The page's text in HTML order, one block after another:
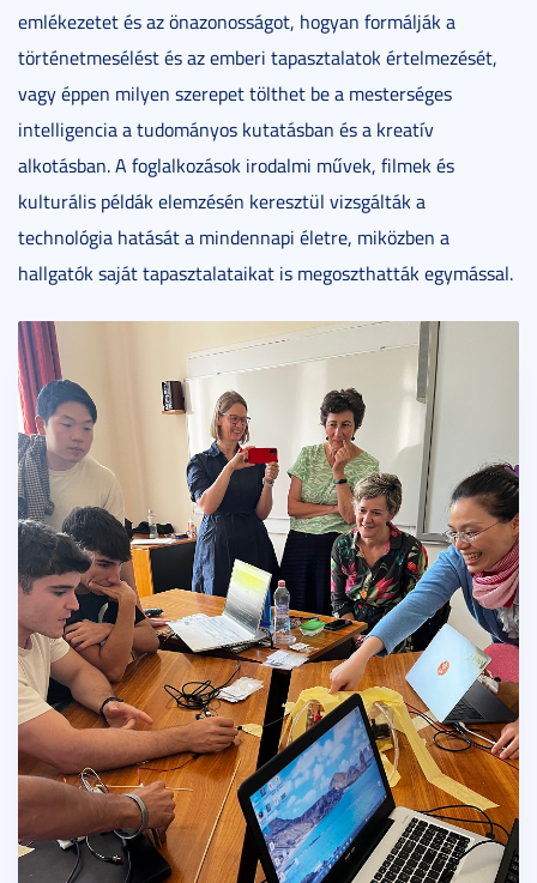
emlékezetet és az önazonosságot, hogyan formálják a
történetmesélést és az emberi tapasztalatok értelmezését,
vagy éppen milyen szerepet tölthet be a mesterséges
intelligencia a tudományos kutatásban és a kreatív
alkotásban. A foglalkozások irodalmi művek, filmek és
kulturális példák elemzésén keresztül vizsgálták a
technológia hatását a mindennapi életre, miközben a
hallgatók saját tapasztalataikat is megoszthatták egymással.